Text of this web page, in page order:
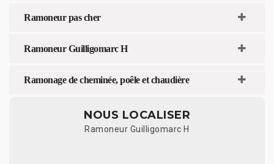
Ramoneur pas cher
Ramoneur Guilligomarc H
Ramonage de cheminée, poêle et chaudière
NOUS LOCALISER
Ramoneur Guilligomarc H